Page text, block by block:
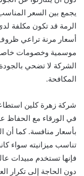
يجمع بين السعر
الرمة قد تكون مكلفة
أسعار مرنة تراعي ظروف
موسمية وخصومات خاصة
الشركة لا تضحي
المكافحة.
شركة زهرة كلين
في الورقاء مع الحفاظ
بأسعار منافسة. كما أن
تناسب ميزانيته سواء
فإنها تستخدم مبيدات
دون الحاجة إلى تكرار